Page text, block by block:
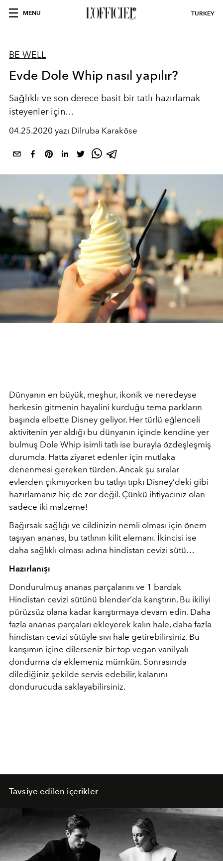
MENU TURKEY
BE WELL
Evde Dole Whip nasıl yapılır?
Sağlıklı ve son derece basit bir tatlı hazırlamak
isteyenler için…
04.25.2020 yazı Dilruba Karaköse
Dünyanın en büyük, meşhur, ikonik ve neredeyse
herkesin gitmenin hayalini kurduğu tema parkların
başında elbette Disney geliyor. Her türlü eğlenceli
aktivitenin yer aldığı bu dünyanın içinde kendine yer
bulmuş Dole Whip isimli tatlı ise burayla özdeşleşmiş
durumda. Hatta ziyaret edenler için mutlaka
denenmesi gereken türden. Ancak şu sıralar
evlerden çıkmıyorken bu tatlıyı tıpkı Disney’deki gibi
hazırlamanız hiç de zor değil. Çünkü ihtiyacınız olan
sadece iki malzeme!
Bağırsak sağlığı ve cildinizin nemli olması için önem
taşıyan ananas, bu tatlının kilit elemanı. İkincisi ise
daha sağlıklı olması adına hindistan cevizi sütü…
Hazırlanışı
Dondurulmuş ananas parçalarını ve 1 bardak
Hindistan cevizi sütünü blender’da karıştırın. Bu ikiliyi
pürüzsüz olana kadar karıştırmaya devam edin. Daha
fazla ananas parçaları ekleyerek kalın hale, daha fazla
hindistan cevizi sütüyle sıvı hale getirebilirsiniz. Bu
karışımın içine dilerseniz bir top vegan vanilyalı
dondurma da eklemeniz mümkün. Sonrasında
dilediğiniz şekilde servis edebilir, kalanını
dondurucuda saklayabilirsiniz.
Tavsiye edilen içerikler